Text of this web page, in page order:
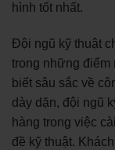
hình tốt nhất.
Đội ngũ kỹ thuật
trong những điểm
biết sâu sắc về
dày dặn, đội ngũ
hàng trong việc
đề kỹ thuật.